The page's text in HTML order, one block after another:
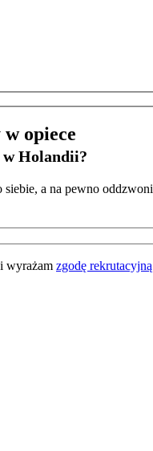
opiece
w Holandii?
a na pewno
wyrażam zgodę rekrutacyjną